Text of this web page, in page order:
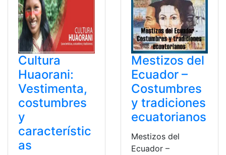
Cultura
Huaorani:
Vestimenta,
costumbres
y
característic
as
Mestizos del
Ecuador –
Costumbres
y tradiciones
ecuatorianos
Mestizos del
Ecuador –